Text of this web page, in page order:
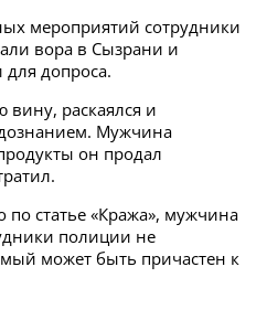
мероприятий сотрудники
вора в Сызрани и
допроса.
раскаялся и
дознанием. Мужчина
он продал
по статье «Кража», мужчина
полиции не
может быть причастен к